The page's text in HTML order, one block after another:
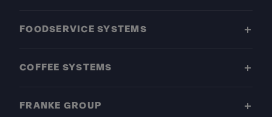
FOODSERVICE SYSTEMS
COFFEE SYSTEMS
FRANKE GROUP